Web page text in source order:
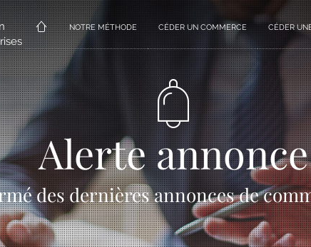
NOTRE MÉTHODE CÉDER UN COMMERCE CÉDER
Alerte annonce
des dernières annonces de